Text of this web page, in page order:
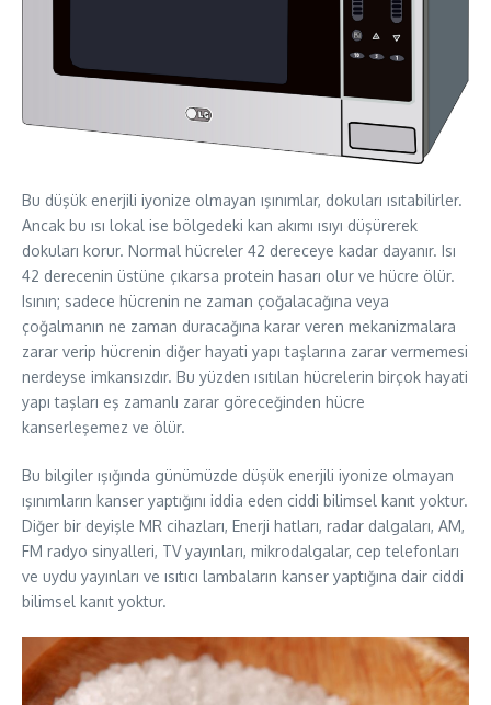
Bu düşük enerjili iyonize olmayan ışınımlar, dokuları ısıtabilirler.
Ancak bu ısı lokal ise bölgedeki kan akımı ısıyı düşürerek
dokuları korur. Normal hücreler 42 dereceye kadar dayanır. Isı
42 derecenin üstüne çıkarsa protein hasarı olur ve hücre ölür.
Isının; sadece hücrenin ne zaman çoğalacağına veya
çoğalmanın ne zaman duracağına karar veren mekanizmalara
zarar verip hücrenin diğer hayati yapı taşlarına zarar vermemesi
nerdeyse imkansızdır. Bu yüzden ısıtılan hücrelerin birçok hayati
yapı taşları eş zamanlı zarar göreceğinden hücre
kanserleşemez ve ölür.
Bu bilgiler ışığında günümüzde düşük enerjili iyonize olmayan
ışınımların kanser yaptığını iddia eden ciddi bilimsel kanıt yoktur.
Diğer bir deyişle MR cihazları, Enerji hatları, radar dalgaları, AM,
FM radyo sinyalleri, TV yayınları, mikrodalgalar, cep telefonları
ve uydu yayınları ve ısıtıcı lambaların kanser yaptığına dair ciddi
bilimsel kanıt yoktur.